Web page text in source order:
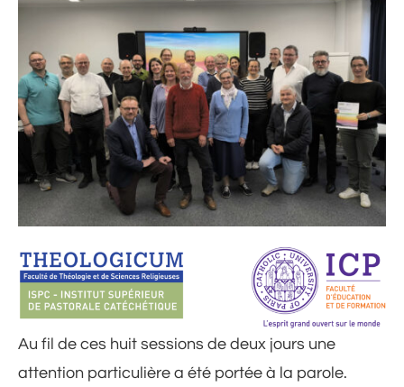
Au fil de ces huit sessions de deux jours une
attention particulière a été portée à la parole.